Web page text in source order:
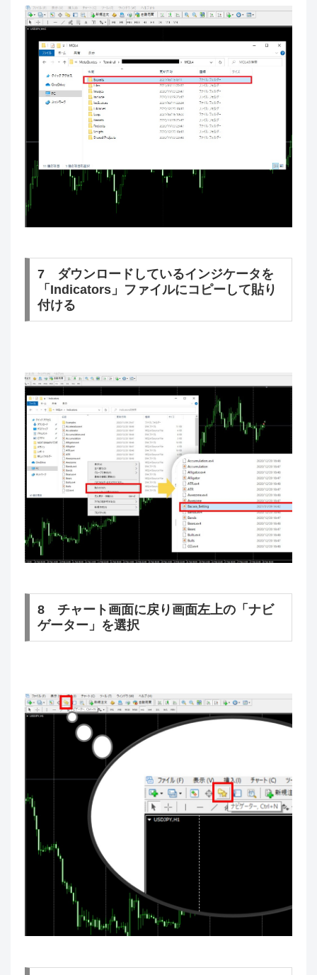
7 ダウンロードしているインジケータを
「Indicators」ファイルにコピーして貼り
付ける
8 チャート画面に戻り画面左上の「ナビ
ゲーター」を選択